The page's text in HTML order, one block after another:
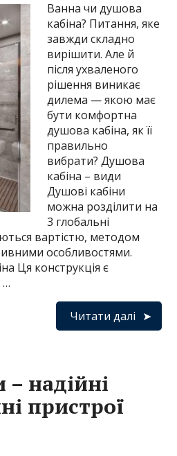
Ванна чи душова
кабіна? Питання, яке
завжди складно
вирішити. Але й
після ухваленого
рішення виникає
дилема — якою має
бути комфортна
душова кабіна, як її
правильно
вибрати? Душова
кабіна – види
Душові кабіни
можна розділити на
3 глобальні
вартістю, методом
особливостями.
Ця конструкція є
…
Читати далі
надійні
пристрої